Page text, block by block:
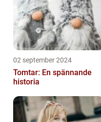
02 september 2024
Tomtar: En spännande
historia